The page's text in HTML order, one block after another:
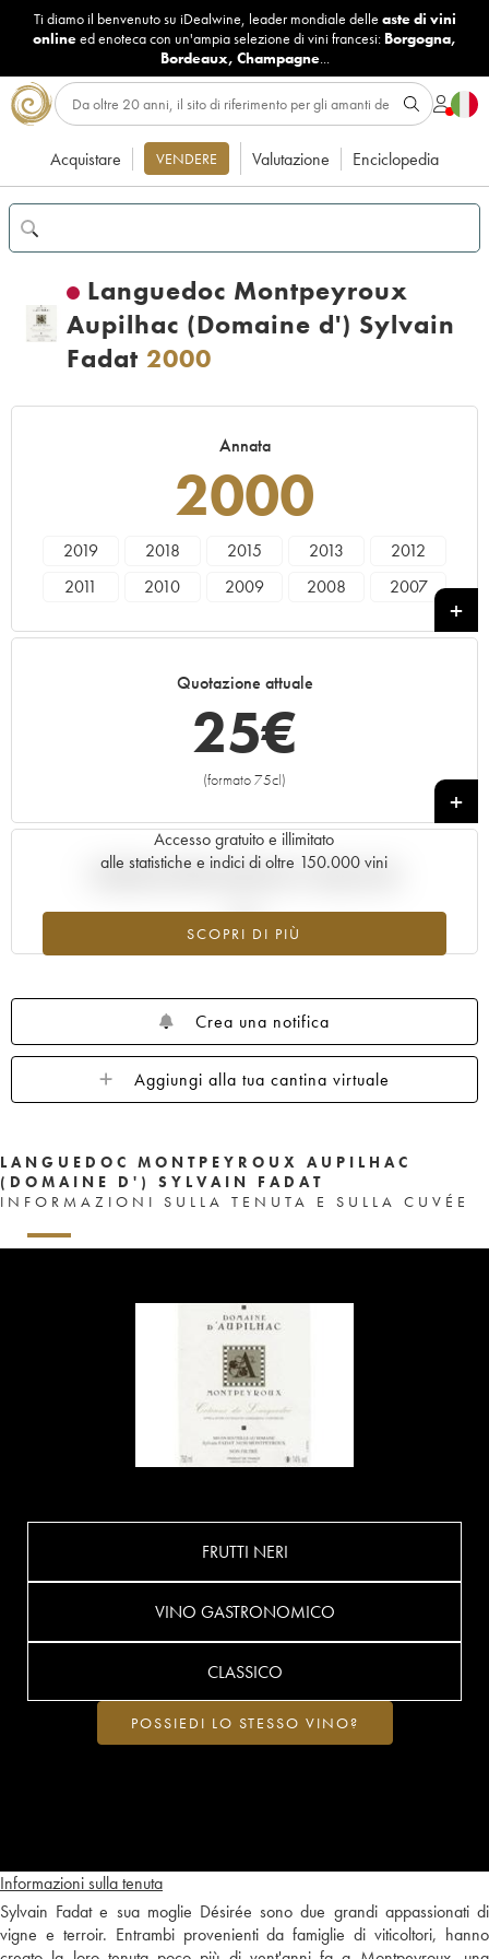
Ti diamo il benvenuto su iDealwine, leader mondiale delle aste di vini
onlineed enoteca con un'ampia selezione di vini francesi: Borgogna,
Bordeaux, Champagne...
Acquistare VENDERE Valutazione Enciclopedia
Languedoc Montpeyroux
Aupilhac (Domaine d') Sylvain
Fadat 2000
Annata
2000
2019 2018 2015 2013
2012
2011
2010 2009 2008
2007
Quotazione attuale
25€
(formato 75cl)
+
Accesso gratuito e illimitato
alle statistiche e indici di oltre 150.000 vini
SCOPRI DI PIÙ
Andamento della quotazione in tempo reale
Crea una notifica
Aggiungi alla tua cantina virtuale
LANGUEDOC MONTPEYROUX AUPILHAC
(DOMAINE D') SYLVAIN FADAT
INFORMAZIONI SULLA TENUTA E SULLA CUVÉE
Informazioni sulla tenuta
Sylvain Fadat e sua moglie Désirée sono due grandi appassionati di
vigne e terroir. Entrambi provenienti da famiglie di viticoltori, hanno
FRUTTI NERI
VINO GASTRONOMICO
CLASSICO
POSSIEDI LO STESSO VINO?